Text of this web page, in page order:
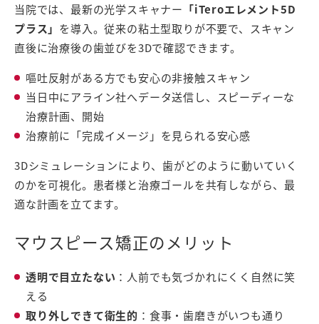
当院では、最新の光学スキャナー 「iTeroエレメント5D
プラス」 を導入。従来の粘土型取りが不要で、スキャン
直後に治療後の歯並びを3Dで確認できます。
嘔吐反射がある方でも安心の非接触スキャン
当日中にアライン社へデータ送信し、スピーディーな
治療計画、開始
治療前に「完成イメージ」を見られる安心感
3Dシミュレーションにより、歯がどのように動いていく
のかを可視化。患者様と治療ゴールを共有しながら、最
適な計画を立てます。
マウスピース矯正のメリット
透明で目立たない ：人前でも気づかれにくく自然に笑
える
取り外しできて衛生的 ：食事・歯磨きがいつも通り